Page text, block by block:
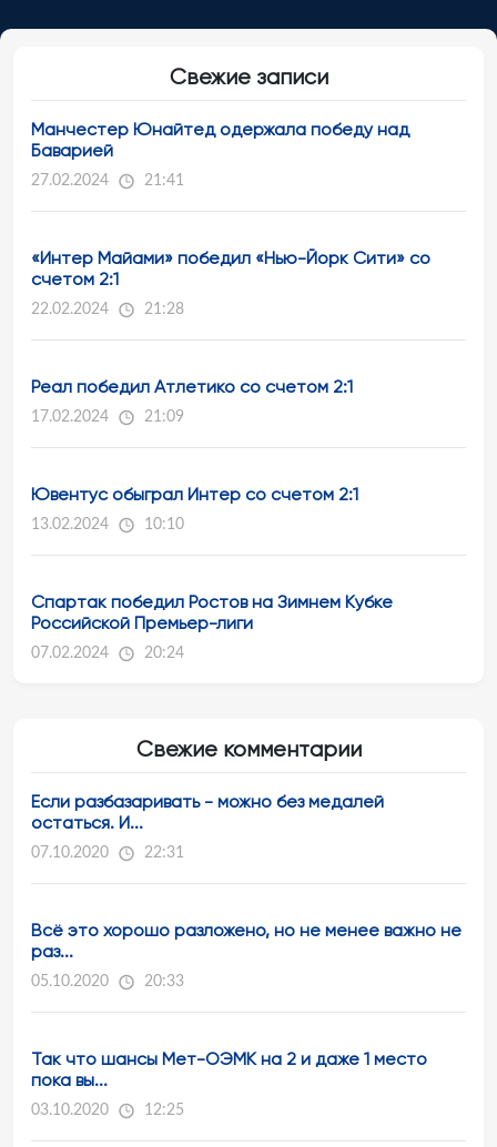
Свежие записи
Манчестер Юнайтед одержала победу над
Баварией
27.02.2024 21:41
«Интер Майами» победил «Нью-Йорк Сити» со
счетом 2:1
22.02.2024 21:28
Реал победил Атлетико со счетом 2:1
17.02.2024 21:09
Ювентус обыграл Интер со счетом 2:1
13.02.2024 10:10
Спартак победил Ростов на Зимнем Кубке
Российской Премьер-лиги
07.02.2024 20:24
Свежие комментарии
Если разбазаривать - можно без медалей
остаться. И...
07.10.2020 22:31
Всё это хорошо разложено, но не менее важно не
раз...
05.10.2020 20:33
Так что шансы Мет-ОЭМК на 2 и даже 1 место
пока вы...
03.10.2020 12:25